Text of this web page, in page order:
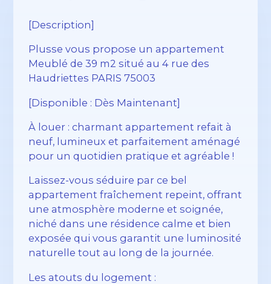
[Description]
Plusse vous propose un appartement
Meublé de 39 m2 situé au 4 rue des
Haudriettes PARIS 75003
[Disponible : Dès Maintenant]
À louer : charmant appartement refait à
neuf, lumineux et parfaitement aménagé
pour un quotidien pratique et agréable !
Laissez-vous séduire par ce bel
appartement fraîchement repeint, offrant
une atmosphère moderne et soignée,
niché dans une résidence calme et bien
exposée qui vous garantit une luminosité
naturelle tout au long de la journée.
Les atouts du logement :